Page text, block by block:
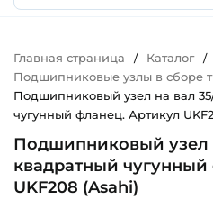
Главная страница / Каталог /
Подшипниковые узлы в сборе
Подшипниковый узел на вал
чугунный фланец. Артикул
Подшипниковый узел
квадратный
UKF208 (Asahi)